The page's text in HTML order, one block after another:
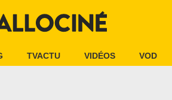
TVACTU VIDÉOS VOD